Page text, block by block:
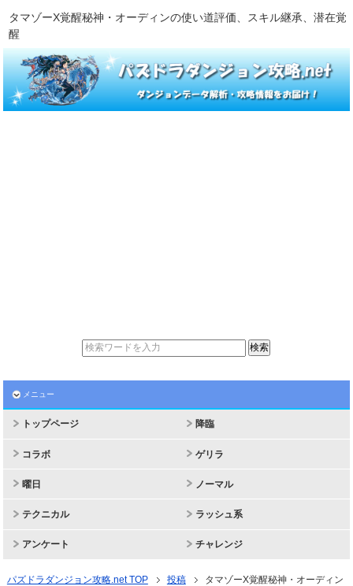
タマゾーX覚醒秘神・オーディンの使い道評価、スキル継承、潜在覚
醒
メニュー
トップページ 降臨
コラボ ゲリラ
曜日 ノーマル
テクニカル ラッシュ系
アンケート チャレンジ
パズドラダンジョン攻略.net TOP 投稿
タマゾーX覚醒秘神・オーディン